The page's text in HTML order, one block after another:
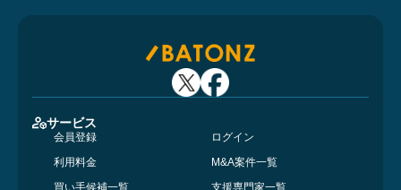
サービス
会員登録
ログイン
利用料金
M&A案件一覧
買い手候補一覧
支援専門家一覧